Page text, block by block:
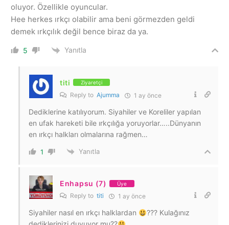
oluyor. Özellikle oyuncular.
Hee herkes ırkçı olabilir ama beni görmezden geldi
demek ırkçılık değil bence biraz da ya.
5 Yanıtla
titi Ziyaretçi
Reply to Ajumma 1 ay önce
Dediklerine katılıyorum. Siyahiler ve Koreliler yapılan
en ufak hareketi bile ırkçılığa yoruyorlar…..Dünyanın
en ırkçı halkları olmalarına rağmen…
1 Yanıtla
Enhapsu (7) Üye
Reply to titi 1 ay önce
Siyahiler nasıl en ırkçı halklardan
??? Kulağınız